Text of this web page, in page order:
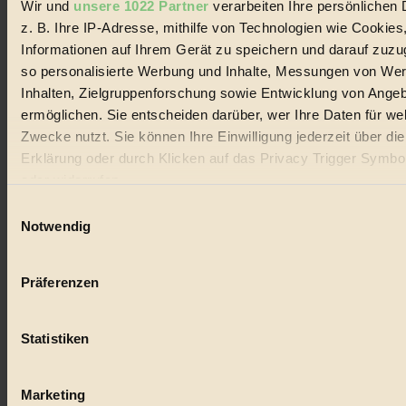
Wir und unsere 1022 Partner verarbeiten Ihre persönlichen
z. B. Ihre IP-Adresse, mithilfe von Technologien wie
Informationen auf Ihrem Gerät zu speichern und darauf
so personalisierte Werbung und Inhalte, Messungen von
Inhalten, Zielgruppenforschung sowie Entwicklung von
ermöglichen. Sie entscheiden darüber, wer Ihre Daten für
Zwecke nutzt. Sie können Ihre Einwilligung jederzeit über
Erklärung oder durch Klicken auf das Privacy Trigger
Wenn Sie es erlauben, würden wir auch gerne:
Ihr Gerät durch aktives Scannen nach bestimmten
Erfahren Sie mehr darüber, wie Ihre persönlichen Daten
Notwendig
Präferenzen
Statistiken
Marketing
© 2026 Biorama GmbH
Impressum & Disclaimer
Datenschutz
Mediadaten
Biorama steht für einen nachhaltigen Lebensstil und bewussten
Lebenswandel. Es ist eine moderne Plattform für Ideen, Menschen
und Produkte, ein Leitfaden im schnell wachsenden Markt des
Social Media
22.601 Fans auf Facebook
Themen
Bio